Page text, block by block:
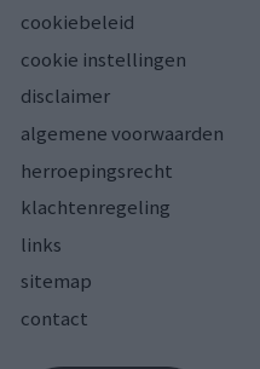
cookiebeleid
cookie instellingen
disclaimer
algemene voorwaarden
herroepingsrecht
klachtenregeling
links
sitemap
contact